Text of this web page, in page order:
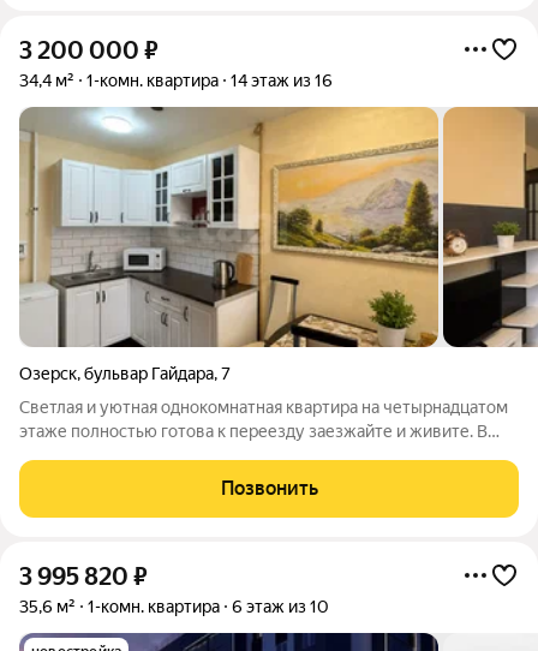
3 200 000 ₽
34,4 м² 1-комн. квартира 14 этаж из 16
Озерск,бульвар Гайдара,7
Светлая и уютная однокомнатная квартира на четырнадцатом
этаже полностью готова к переезду заезжайте и живите. В
межкомнатные двери, полностью обновлена электрика,
санузел и ванная отделаны кафелем.
Позвонить
3 995 820 ₽
35,6 м² 1-комн. квартира 6 этаж из 10